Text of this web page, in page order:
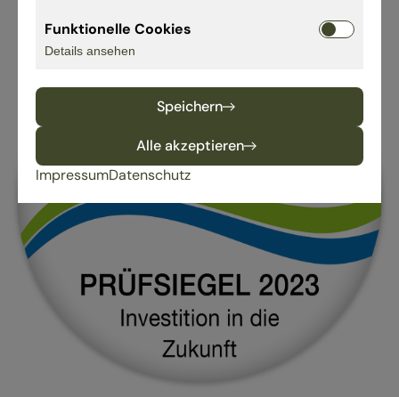
Funktionelle Cookies
Details ansehen
Speichern
Alle akzeptieren
ImpressumDatenschutz